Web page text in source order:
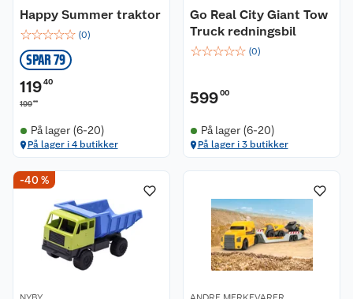
Happy Summer traktor
☆☆☆☆☆ (0)
SPAR 79
11940
19900
På lager (6-20)
På lager i 4 butikker
Go Real City Giant Tow
Truck redningsbil
☆☆☆☆☆ (0)
59900
På lager (6-20)
På lager i 3 butikker
-40 %
Om oss
Nyheter
Våre butikker
Kundeservice
Kontakt oss
Angre- og returrett
Reklamasjon og garanti